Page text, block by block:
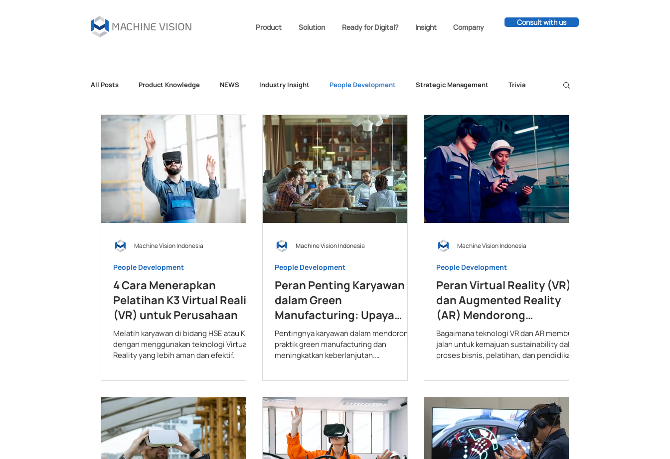
Product Solution Ready for Digital? Insight Company
Consult with us
All Posts Product Knowledge NEWS Industry Insight People Development Strategic Management Trivia
4 Cara Menerapkan
Pelatihan K3 Virtual Reality
(VR) untuk Perusahaan
Melatih karyawan di bidang HSE atau K3
dengan menggunakan teknologi Virtual
Reality yang lebih aman dan efektif.
People Development
Machine Vision Indonesia
Peran Penting Karyawan
dalam Green
Manufacturing: Upaya
Keberlanjutan
Pentingnya karyawan dalam mendorong
praktik green manufacturing dan
meningkatkan keberlanjutan.
People Development
Machine Vision Indonesia
Peran Virtual Reality (VR)
dan Augmented Reality
(AR) Mendorong
Sustainability
Bagaimana teknologi VR dan AR membuka
jalan untuk kemajuan sustainability dalam
proses bisnis, pelatihan, dan pendidikan
People Development
Machine Vision Indonesia